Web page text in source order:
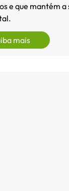
e que mantém a
mais